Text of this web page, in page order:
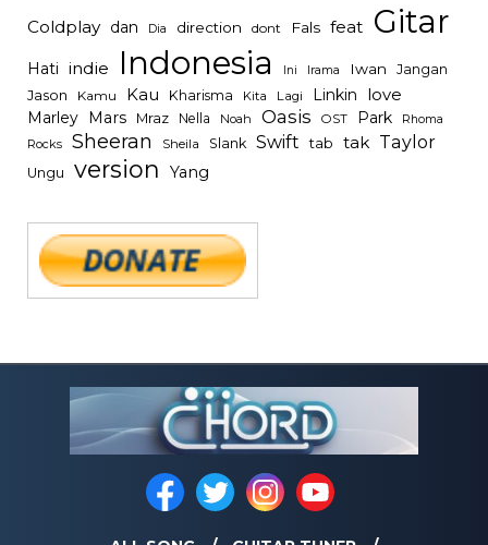
Coldplay dan Dia direction dont Fals feat Gitar
Hati indie Indonesia Ini Irama Iwan Jangan
Jason Kamu Kau Kharisma Kita Lagi Linkin love
Marley Mars Mraz Nella Noah Oasis OST Park Rhoma
Rocks Sheeran Sheila Slank Swift tab tak Taylor
Ungu version Yang